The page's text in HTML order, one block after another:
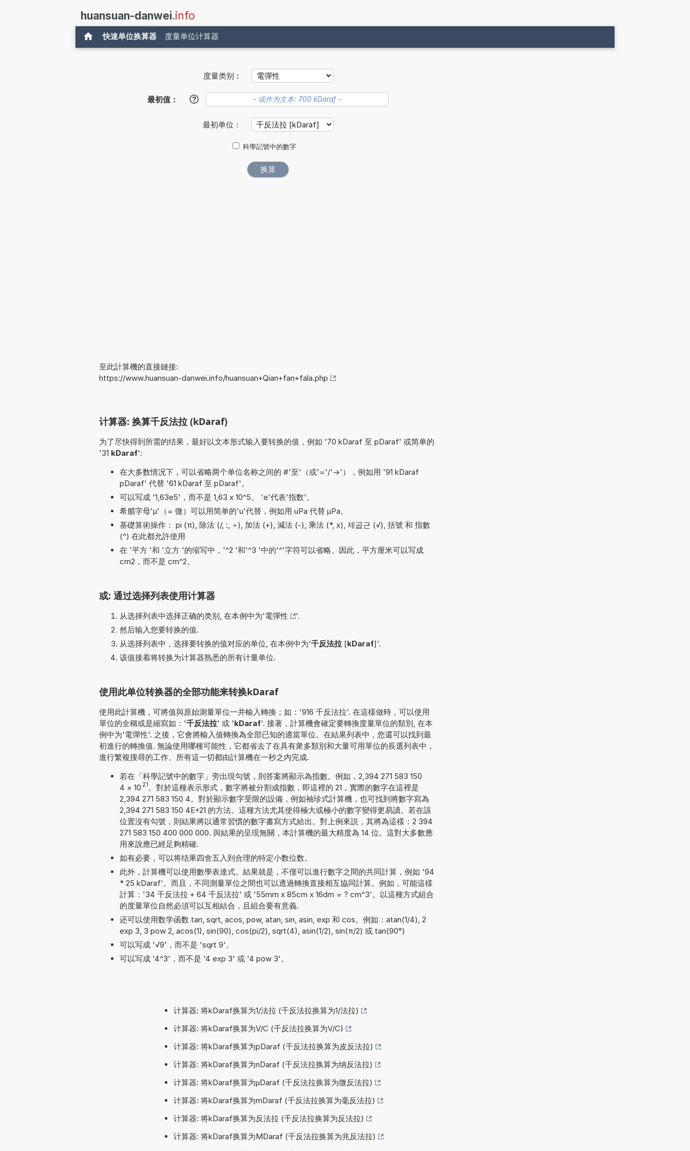
huansuan-danwei.info
快速单位换算器 度量单位计算器
度量类别︰
最初值： ?
最初单位：
科學記號中的數字
至此計算機的直接鏈接:
https://www.huansuan-danwei.info/huansuan+Qian+fan+fala.php
计算器: 换算千反法拉 (kDaraf)
为了尽快得到所需的结果，最好以文本形式输入要转换的值，例如 '70 kDaraf 至 pDaraf' 或简单的
'31 kDaraf':
在大多数情况下，可以省略两个单位名称之间的 #'至'（或'='/'->'），例如用 '91 kDaraf
pDaraf' 代替 '61 kDaraf 至 pDaraf'。
可以写成 '1,63e5'，而不是 1,63 x 10^5。 'e'代表'指数'。
希腊字母'µ'（= 微）可以用简单的'u'代替，例如用 uPa 代替 µPa。
基礎算術操作： pi (π), 除法 (/, :, ÷), 加法 (+), 減法 (-), 乘法 (*, x), 제곱근 (√), 括號 和 指數
(^) 在此都允許使用
在 '平方 '和 '立方 '的缩写中，'^2 '和'^3 '中的'^'字符可以省略。因此，平方厘米可以写成
cm2，而不是 cm^2。
或: 通过选择列表使用计算器
从选择列表中选择正确的类别, 在本例中为'電彈性
'.
然后输入您要转换的值.
从选择列表中，选择要转换的值对应的单位, 在本例中为'千反法拉 [kDaraf]'.
该值接着将转换为计算器熟悉的所有计量单位.
使用此单位转换器的全部功能来转换kDaraf
使用此計算機，可將值與原始測量單位一并輸入轉換；如：'916 千反法拉'. 在這樣做時，可以使用
單位的全稱或是縮寫如：'千反法拉' 或 'kDaraf'. 接著，計算機會確定要轉換度量單位的類別, 在本
例中为'電彈性'. 之後，它會將輸入值轉換為全部已知的適當單位。在結果列表中，您還可以找到最
初進行的轉換值. 無論使用哪種可能性，它都省去了在具有衆多類別和大量可用單位的長選列表中，
進行繁複搜尋的工作。所有這一切都由計算機在一秒之內完成.
若在「科學記號中的數字」旁出現勾號，則答案將顯示為指數。例如，2,394 271 583 150
4 × 10 21 。對於這種表示形式，數字將被分割成指數，即這裡的 21，實際的數字在這裡是
2,394 271 583 150 4。對於顯示數字受限的設備，例如袖珍式計算機，也可找到將數字寫為
2,394 271 583 150 4E+21 的方法。這種方法尤其使得極大或極小的數字變得更易讀。若在該
位置沒有勾號，則結果將以通常習慣的數字書寫方式給出。對上例來説，其將為這樣：2 394
271 583 150 400 000 000. 與結果的呈現無關，本計算機的最大精度為 14 位。這對大多數應
用來說應已經足夠精確.
如有必要，可以将结果四舍五入到合理的特定小数位数。
此外，計算機可以使用數學表達式。結果就是，不僅可以進行數字之間的共同計算，例如 '94
* 25 kDaraf'。而且，不同測量單位之間也可以透過轉換直接相互協同計算。例如，可能這樣
計算：'34 千反法拉 + 64 千反法拉' 或 '55mm x 85cm x 16dm = ? cm^3'。以這種方式組合
的度量單位自然必須可以互相結合，且組合要有意義.
还可以使用数学函数 tan, sqrt, acos, pow, atan, sin, asin, exp 和 cos。例如：atan(1/4), 2
exp 3, 3 pow 2, acos(1), sin(90), cos(pi/2), sqrt(4), asin(1/2), sin(π/2) 或 tan(90°)
可以写成 '√9'，而不是 'sqrt 9'。
可以写成 '4^3'，而不是 '4 exp 3' 或 '4 pow 3'。
计算器: 将kDaraf换算为1/法拉 (千反法拉换算为1/法拉)
计算器: 将kDaraf换算为V/C (千反法拉换算为V/C)
计算器: 将kDaraf换算为pDaraf (千反法拉换算为皮反法拉)
计算器: 将kDaraf换算为nDaraf (千反法拉换算为纳反法拉)
计算器: 将kDaraf换算为µDaraf (千反法拉换算为微反法拉)
计算器: 将kDaraf换算为mDaraf (千反法拉换算为毫反法拉)
计算器: 将kDaraf换算为反法拉 (千反法拉换算为反法拉)
计算器: 将kDaraf换算为MDaraf (千反法拉换算为兆反法拉)